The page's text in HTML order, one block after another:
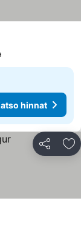
hinnat
Jaa